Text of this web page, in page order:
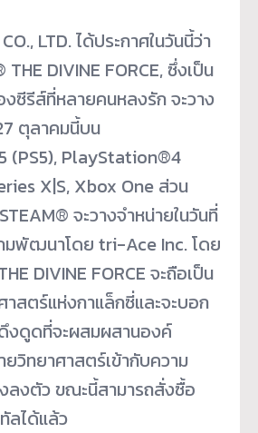
LTD. ได้ประกาศในวันนี้ว่า
THE DIVINE FORCE, ซึ่งเป็น
ซีรีส์ที่หลายคนหลงรัก จะวาง
ตุลาคมนี้บน
(PS5), PlayStation®4
X|S, Xbox One ส่วน
จะวางจำหน่ายในวันที่
มพัฒนาโดย tri-Ace Inc. โดย
DIVINE FORCE จะถือเป็น
าสตร์แห่งกาแล็กซี่และจะบอก
งดูดที่จะผสมผสานองค์
วิทยาศาสตร์เข้ากับความ
ลงตัว ขณะนี้สามารถสั่งซื้อ
ลได้แล้ว